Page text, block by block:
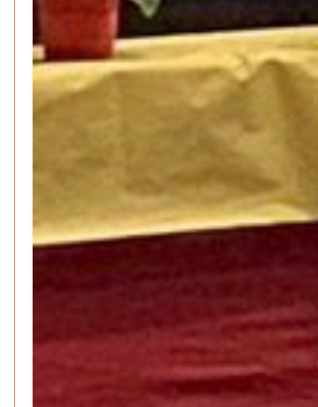
Patrick Reinisch-Fahrland
7. Januar 2026
Wenn der Staat versagt – Warum Bürger das Vertrauen
M. F. Klinger
29. Dezember 2025
Ein Jahr voller Geschichten – Rückblick auf Be-
The.News 2025
21. Dezember 2025
unbequeme Wahrheit
Wenn Arbeit nicht reicht – Deutschland und die stille
Krise
Patrick Reinisch-Fahrland
7. April 2025
21. November 2024
EU – Getränkeverschluss – Verordnung als
12. November 2024